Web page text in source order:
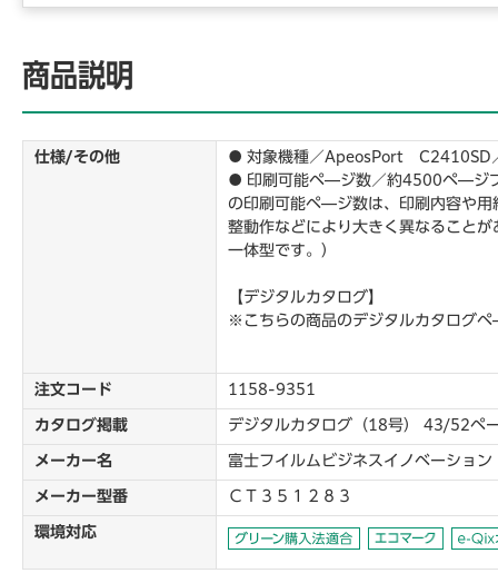
商品説明
仕様/その他
● 対象機種／ApeosPort
● 印刷可能ペ―ジ数／約4500ペ―ジ
の印刷可能ペ―ジ数は、印刷内容や用
整動作などにより大きく異なること
一体型です。）
【デジタルカタログ】
※こちらの商品のデジタルカタログ
注文コード 1158-9351
カタログ掲載 デジタルカタログ（18号） 43/52ペ
メーカー名 富士フイルムビジネスイノベーション
メーカー型番 ＣＴ３５１２８３
環境対応